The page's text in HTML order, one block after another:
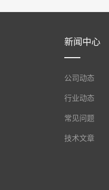
新闻中心
公司动态
行业动态
常见问题
技术文章